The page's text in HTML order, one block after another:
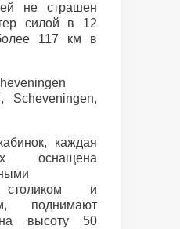
не страшен
силой в 12
117 км в
каждая
оснащена
столиком и
поднимают
на высоту 50